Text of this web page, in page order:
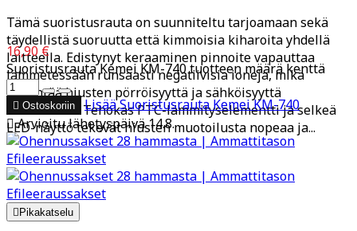
Tämä suoristusrauta on suunniteltu tarjoamaan sekä
täydellistä suoruutta että kimmoisia kiharoita yhdellä
laitteella. Edistynyt keraaminen pinnoite vapauttaa
lämmetessään runsaasti negatiivisia ioneja, mikä
vähentää hiusten pörröisyyttä ja sähköisyyttä
tehokkaasti. Tehokas PTC-lämmityselementti ja selkeä
LED-näyttö tekevät hiusten muotoilusta nopeaa ja...
16,90 €
Suoristusrauta Kemei KM-740 tuotteen määrä kenttä
 Ostoskoriin LisääSuoristusrauta Kemei KM-740
Arvioitu lähetyspäivä 14.8.
 Pikakatselu